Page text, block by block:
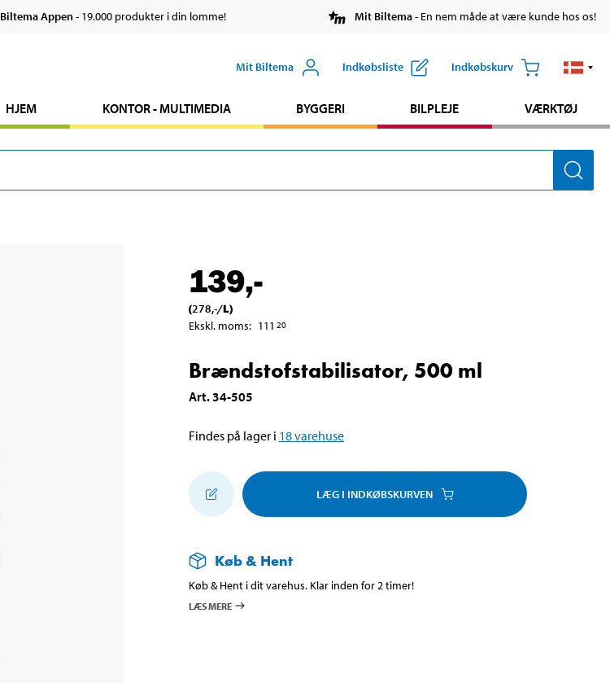
Biltema Appen- 19.000 produkter i din lomme! Mit Biltema- En nem måde at være kunde hos os!
Mit Biltema Indkøbsliste Indkøbskurv
HJEM KONTOR - MULTIMEDIA BYGGERI BILPLEJE VÆRKTØJ
139,-
(278,-/L)
Ekskl. moms: 111 20
Brændstofstabilisator, 500 ml
Art.34-505
Findes på lager i 18varehuse
LÆG I INDKØBSKURVEN
Køb & Hent
Køb & Hent i dit varehus. Klar inden for 2 timer!
LÆS MERE